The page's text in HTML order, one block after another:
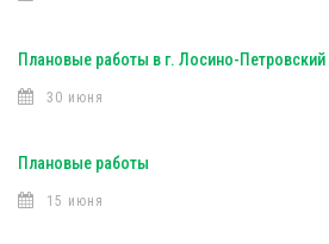
Плановые работы в г. Лосино-Петровский
30 июня
Плановые работы
15 июня